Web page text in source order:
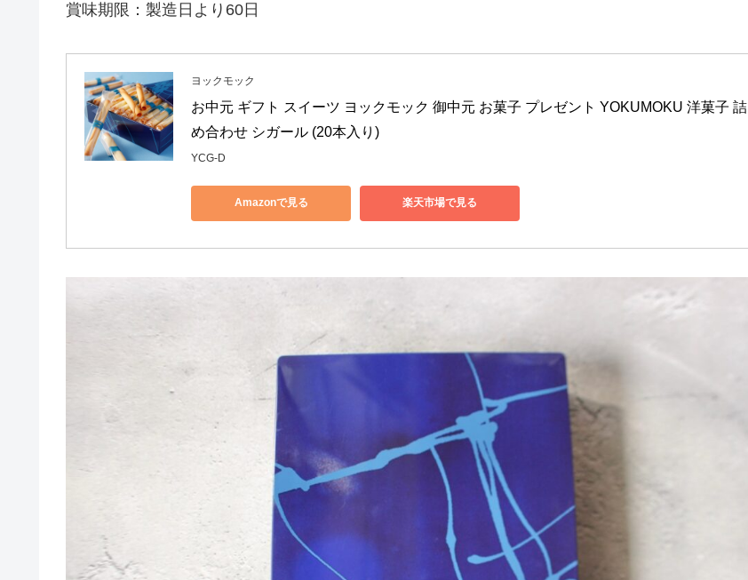
賞味期限：製造日より60日
ヨックモック
お中元 ギフト スイーツ ヨックモック 御中元 お菓子 プレゼント YOKUMOKU 洋菓子 詰
め合わせ シガール (20本入り)
YCG-D
Amazonで見る 楽天市場で見る